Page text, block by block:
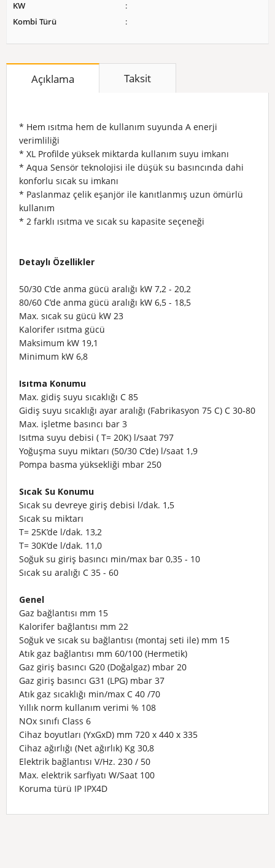
KW
Kombi Türü
Açıklama Taksit
* Hem ısıtma hem de kullanım suyunda A enerji
verimliliği
* XL Profilde yüksek miktarda kullanım suyu imkanı
* Aqua Sensör teknolojisi ile düşük su basıncında dahi
konforlu sıcak su imkanı
* Paslanmaz çelik eşanjör ile kanıtlanmış uzun ömürlü
kullanım
* 2 farklı ısıtma ve sıcak su kapasite seçeneği
Detaylı Özellikler
50/30 C’de anma gücü aralığı kW 7,2 - 20,2
80/60 C’de anma gücü aralığı kW 6,5 - 18,5
Max. sıcak su gücü kW 23
Kalorifer ısıtma gücü
Maksimum kW 19,1
Minimum kW 6,8
Isıtma Konumu
Max. gidiş suyu sıcaklığı C 85
Gidiş suyu sıcaklığı ayar aralığı (Fabrikasyon 75 C) C 30-80
Max. işletme basıncı bar 3
Isıtma suyu debisi ( T= 20K) l/saat 797
Yoğuşma suyu miktarı (50/30 C’de) l/saat 1,9
Pompa basma yüksekliği mbar 250
Sıcak Su Konumu
Sıcak su devreye giriş debisi l/dak. 1,5
Sıcak su miktarı
T= 25K’de l/dak. 13,2
T= 30K’de l/dak. 11,0
Soğuk su giriş basıncı min/max bar 0,35 - 10
Sıcak su aralığı C 35 - 60
Genel
Gaz bağlantısı mm 15
Kalorifer bağlantısı mm 22
Soğuk ve sıcak su bağlantısı (montaj seti ile) mm 15
Atık gaz bağlantısı mm 60/100 (Hermetik)
Gaz giriş basıncı G20 (Doğalgaz) mbar 20
Gaz giriş basıncı G31 (LPG) mbar 37
Atık gaz sıcaklığı min/max C 40 /70
Yıllık norm kullanım verimi % 108
NOx sınıfı Class 6
Cihaz boyutları (YxGxD) mm 720 x 440 x 335
Cihaz ağırlığı (Net ağırlık) Kg 30,8
Elektrik bağlantısı V/Hz. 230 / 50
Max. elektrik sarfiyatı W/Saat 100
Koruma türü IP IPX4D